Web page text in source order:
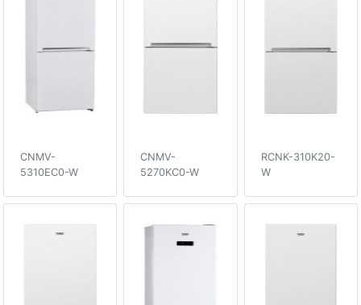
CNMV-
5310EC0-W
CNMV-
5270KC0-W
RCNK-310K20-
W